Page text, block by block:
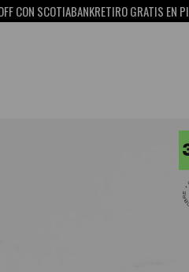
SCOTIABANKRETIRO GRATIS EN PICK UP